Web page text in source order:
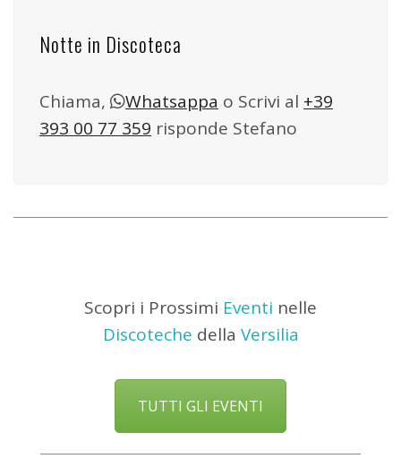
Notte in Discoteca
Chiama, Whatsappa o Scrivi al +39
393 00 77 359 risponde Stefano
Scopri i Prossimi Eventi nelle
Discoteche della Versilia
TUTTI GLI EVENTI